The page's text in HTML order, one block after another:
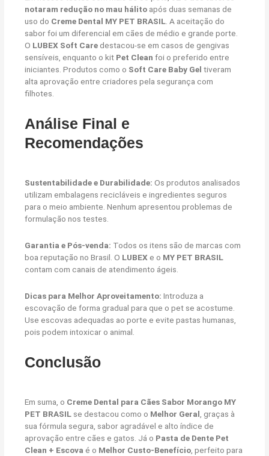
notaram redução no mau hálito após duas semanas de
uso do Creme Dental MY PET BRASIL . A aceitação do
sabor foi um diferencial em cães de médio e grande porte.
O LUBEX Soft Caredestacou-se em casos de gengivas
sensíveis, enquanto o kit Pet Clean foi o preferido entre
iniciantes. Produtos como o Soft Care Baby Gel tiveram
alta aprovação entre criadores pela segurança com
filhotes.
Análise Final e
Recomendações
Sustentabilidade e Durabilidade: Os produtos analisados
utilizam embalagens recicláveis e ingredientes seguros
para o meio ambiente. Nenhum apresentou problemas de
formulação nos testes.
Garantia e Pós-venda: Todos os itens são de marcas com
boa reputação no Brasil. O LUBEX e o MY PET BRASIL
contam com canais de atendimento ágeis.
Dicas para Melhor Aproveitamento: Introduza a
escovação de forma gradual para que o pet se acostume.
Use escovas adequadas ao porte e evite pastas humanas,
pois podem intoxicar o animal.
Conclusão
Em suma, o Creme Dental para Cães Sabor Morango MY
PET BRASIL se destacou como o Melhor Geral , graças à
sua fórmula segura, sabor agradável e alto índice de
aprovação entre cães e gatos. Já o Pasta de Dente Pet
Clean + Escova é o Melhor Custo-Benefício , perfeito para